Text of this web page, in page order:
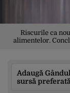
Riscurile ca
alimentelor.
Adaugă
sursă preferată